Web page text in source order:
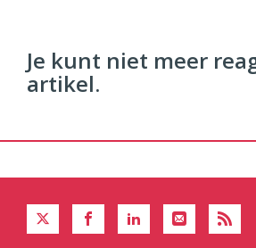
Je kunt niet meer
artikel.